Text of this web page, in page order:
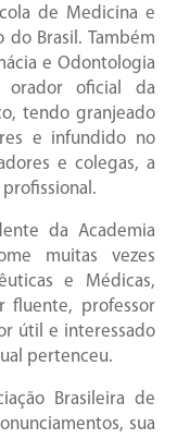
de Medicina e
Brasil. Também
e Odontologia
oficial da
tendo granjeado
e infundido no
e colegas, a
da Academia
muitas vezes
e Médicas,
fluente, professor
útil e interessado
pertenceu.
Brasileira de
sua